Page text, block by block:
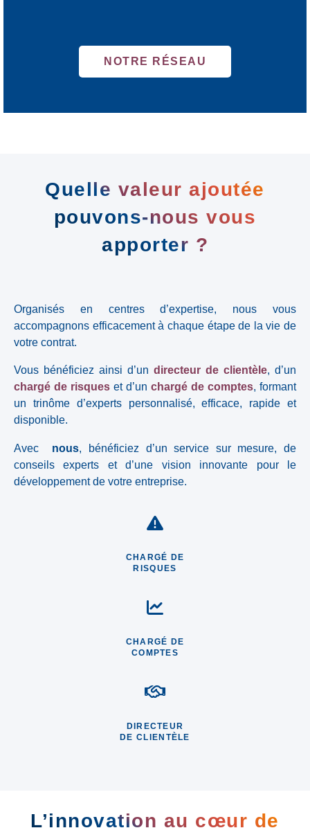
NOTRE RÉSEAU
Quelle valeur ajoutée
pouvons-nous vous
apporter ?
Organisés en centres d’expertise, nous vous
accompagnons efficacement à chaque étape de la vie de
votre contrat.
Vous bénéficiez ainsi d’un directeur de clientèle, d’un
chargé de risques et d’un chargé de comptes, formant
un trinôme d’experts personnalisé, efficace, rapide et
disponible.
Avec nous, bénéficiez d’un service sur mesure, de
conseils experts et d’une vision innovante pour le
développement de votre entreprise.
CHARGÉ DE
RISQUES
CHARGÉ DE
COMPTES
DIRECTEUR
DE CLIENTÈLE
L’innovation au cœur de